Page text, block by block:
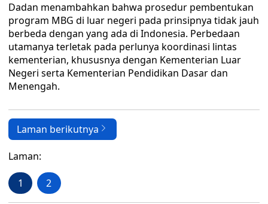
Dadan menambahkan bahwa prosedur pembentukan
program MBG di luar negeri pada prinsipnya tidak jauh
berbeda dengan yang ada di Indonesia. Perbedaan
utamanya terletak pada perlunya koordinasi lintas
kementerian, khususnya dengan Kementerian Luar
Negeri serta Kementerian Pendidikan Dasar dan
Menengah.
Laman berikutnya
Laman:
1 2